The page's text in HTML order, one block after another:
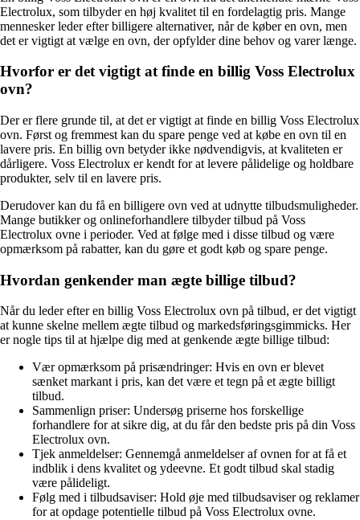
Electrolux, som tilbyder en høj kvalitet til en fordelagtig pris. Mange
mennesker leder efter billigere alternativer, når de køber en ovn, men
det er vigtigt at vælge en ovn, der opfylder dine behov og varer længe.
Hvorfor er det vigtigt at finde en billig Voss Electrolux
ovn?
Der er flere grunde til, at det er vigtigt at finde en billig Voss Electrolux
ovn. Først og fremmest kan du spare penge ved at købe en ovn til en
lavere pris. En billig ovn betyder ikke nødvendigvis, at kvaliteten er
dårligere. Voss Electrolux er kendt for at levere pålidelige og holdbare
produkter, selv til en lavere pris.
Derudover kan du få en billigere ovn ved at udnytte tilbudsmuligheder.
Mange butikker og onlineforhandlere tilbyder tilbud på Voss
Electrolux ovne i perioder. Ved at følge med i disse tilbud og være
opmærksom på rabatter, kan du gøre et godt køb og spare penge.
Hvordan genkender man ægte billige tilbud?
Når du leder efter en billig Voss Electrolux ovn på tilbud, er det vigtigt
at kunne skelne mellem ægte tilbud og markedsføringsgimmicks. Her
er nogle tips til at hjælpe dig med at genkende ægte billige tilbud:
Vær opmærksom på prisændringer: Hvis en ovn er blevet
sænket markant i pris, kan det være et tegn på et ægte billigt
tilbud.
Sammenlign priser: Undersøg priserne hos forskellige
forhandlere for at sikre dig, at du får den bedste pris på din Voss
Electrolux ovn.
Tjek anmeldelser: Gennemgå anmeldelser af ovnen for at få et
indblik i dens kvalitet og ydeevne. Et godt tilbud skal stadig
være pålideligt.
Følg med i tilbudsaviser: Hold øje med tilbudsaviser og reklamer
for at opdage potentielle tilbud på Voss Electrolux ovne.